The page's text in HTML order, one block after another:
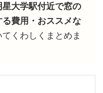
大学駅付近で窓の
る費用・おススメな
くわしくまとめま